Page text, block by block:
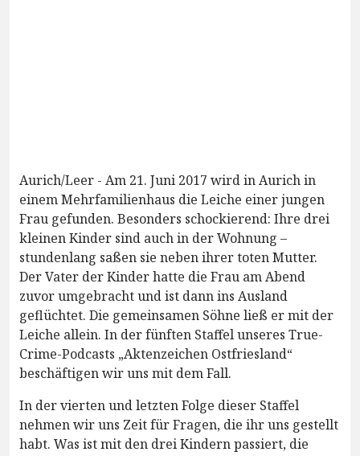
Aurich/Leer - Am 21. Juni 2017 wird in Aurich in
einem Mehrfamilienhaus die Leiche einer jungen
Frau gefunden. Besonders schockierend: Ihre drei
kleinen Kinder sind auch in der Wohnung –
stundenlang saßen sie neben ihrer toten Mutter.
Der Vater der Kinder hatte die Frau am Abend
zuvor umgebracht und ist dann ins Ausland
geflüchtet. Die gemeinsamen Söhne ließ er mit der
Leiche allein. In der fünften Staffel unseres True-
Crime-Podcasts „Aktenzeichen Ostfriesland“
beschäftigen wir uns mit dem Fall.
In der vierten und letzten Folge dieser Staffel
nehmen wir uns Zeit für Fragen, die ihr uns gestellt
habt. Was ist mit den drei Kindern passiert, die